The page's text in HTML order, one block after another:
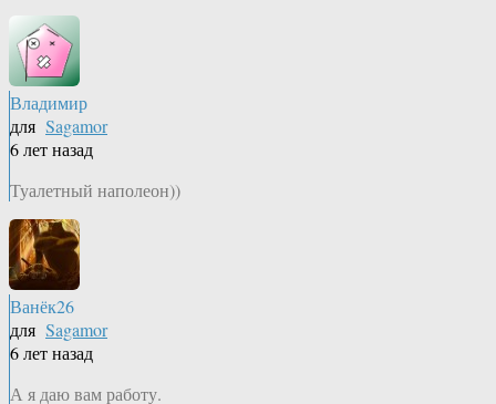
Владимир
для Sagamor
6 лет назад
Туалетный наполеон))
Ванёк26
для Sagamor
6 лет назад
А я даю вам работу.